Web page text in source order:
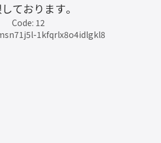
ております。
Code: 12
1kfqrlx8o4idlgkl8